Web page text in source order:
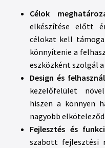
Célok
elkészítése előtt
célokat kell
könnyítenie a
eszközként szolgál
Design és
kezelőfelület
hiszen a könnyen
nagyobb
Fejlesztés és
szabott fejlesztési